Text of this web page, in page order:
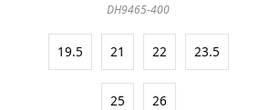
DH9465-400
19.5 21 22 23.5
25 26